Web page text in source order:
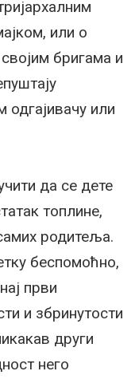
или о
бригама и
или
да се дете
топлине,
родитеља.
беспомоћно,
први
и збринутости
други
него